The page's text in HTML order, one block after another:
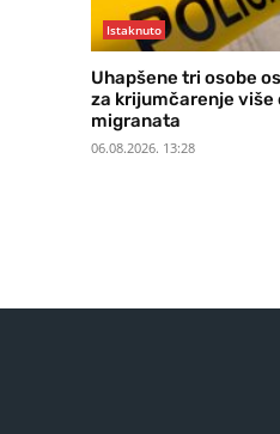
Istaknuto
Uhapšene tri osobe
za krijumčarenje više
migranata
06.08.2026. 13:28